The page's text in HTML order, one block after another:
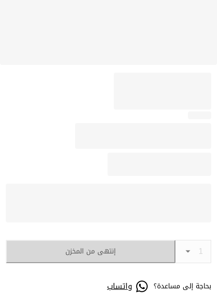
إنتهى من المخزن
بحاجة إلى مساعدة؟ واتساب